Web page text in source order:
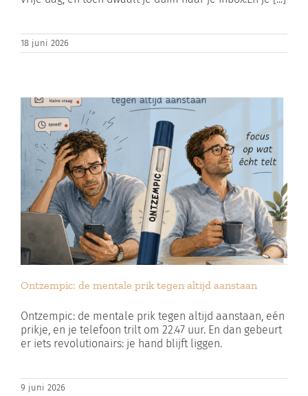
18 juni 2026
Ontzempic: de mentale prik tegen altijd aanstaan
Ontzempic: de mentale prik tegen altijd aanstaan, eén
prikje, en je telefoon trilt om 22.47 uur. En dan gebeurt
er iets revolutionairs: je hand blijft liggen.
9 juni 2026